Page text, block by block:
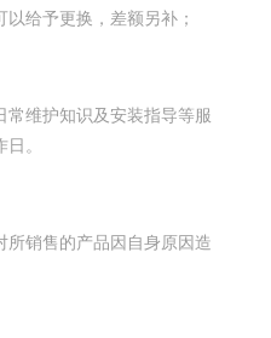
给予更换，差额另补；
常维护知识及安装指导等服
。
所销售的产品因自身原因造